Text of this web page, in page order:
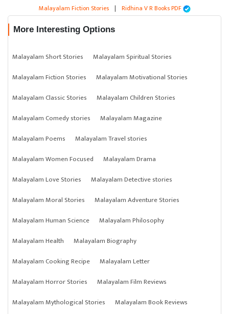
Malayalam Fiction Stories | Ridhina V R Books PDF
More Interesting Options
Malayalam Short Stories
Malayalam Spiritual Stories
Malayalam Fiction Stories
Malayalam Motivational Stories
Malayalam Classic Stories
Malayalam Children Stories
Malayalam Comedy stories
Malayalam Magazine
Malayalam Poems
Malayalam Travel stories
Malayalam Women Focused
Malayalam Drama
Malayalam Love Stories
Malayalam Detective stories
Malayalam Moral Stories
Malayalam Adventure Stories
Malayalam Human Science
Malayalam Philosophy
Malayalam Health
Malayalam Biography
Malayalam Cooking Recipe
Malayalam Letter
Malayalam Horror Stories
Malayalam Film Reviews
Malayalam Mythological Stories
Malayalam Book Reviews